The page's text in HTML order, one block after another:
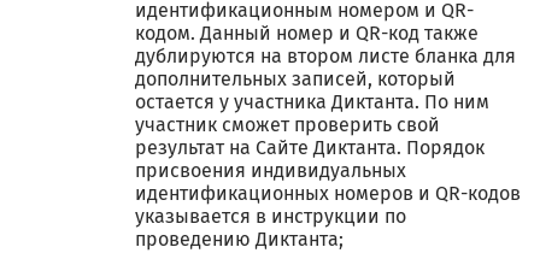
идентификационным номером и QR-
кодом. Данный номер и QR-код также
дублируются на втором листе бланка для
дополнительных записей, который
остается у участника Диктанта. По ним
участник сможет проверить свой
результат на Сайте Диктанта. Порядок
присвоения индивидуальных
идентификационных номеров и QR-кодов
указывается в инструкции по
проведению Диктанта;